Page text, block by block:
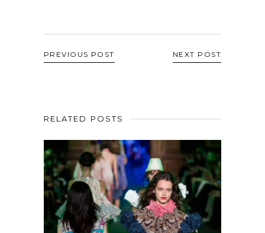
PREVIOUS POST NEXT POST
RELATED POSTS